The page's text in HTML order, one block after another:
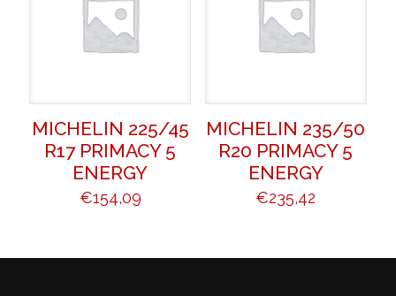
MICHELIN 225/45
R17 PRIMACY 5
ENERGY
€154,09
MICHELIN 235/50
R20 PRIMACY 5
ENERGY
€235,42